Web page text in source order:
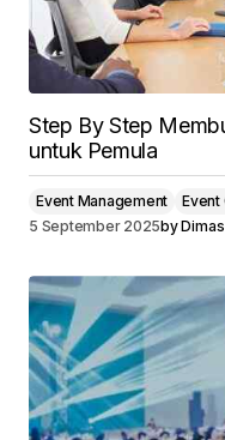
Step By Step
untuk Pemula
Event Management Event
5 September 2025by